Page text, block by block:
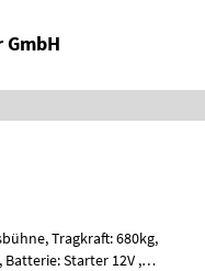
GmbH
680kg,